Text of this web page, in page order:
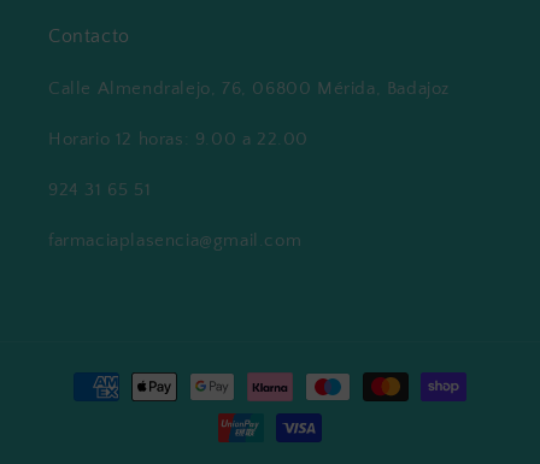
Contacto
Calle Almendralejo, 76, 06800 Mérida, Badajoz
Horario 12 horas: 9.00 a 22.00
924 31 65 51
farmaciaplasencia@gmail.com
Formas